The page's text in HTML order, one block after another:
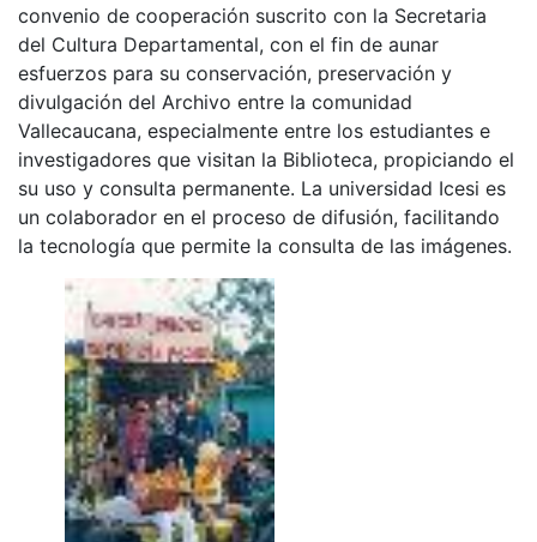
convenio de cooperación suscrito con la Secretaria
del Cultura Departamental, con el fin de aunar
esfuerzos para su conservación, preservación y
divulgación del Archivo entre la comunidad
Vallecaucana, especialmente entre los estudiantes e
investigadores que visitan la Biblioteca, propiciando el
su uso y consulta permanente. La universidad Icesi es
un colaborador en el proceso de difusión, facilitando
la tecnología que permite la consulta de las imágenes.